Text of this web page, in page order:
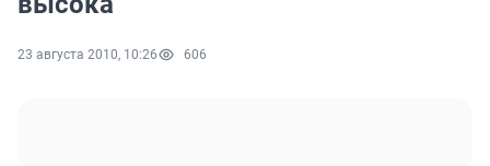
23 августа 2010, 10:26 606